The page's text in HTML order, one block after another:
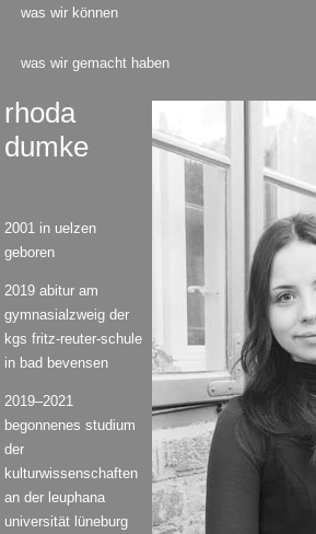
was wir können
was wir gemacht haben
rhoda
dumke
2001 in uelzen
geboren
2019 abitur am
gymnasialzweig der
kgs fritz-reuter-schule
in bad bevensen
2019–2021
begonnenes studium
der
kulturwissenschaften
an der leuphana
universität lüneburg